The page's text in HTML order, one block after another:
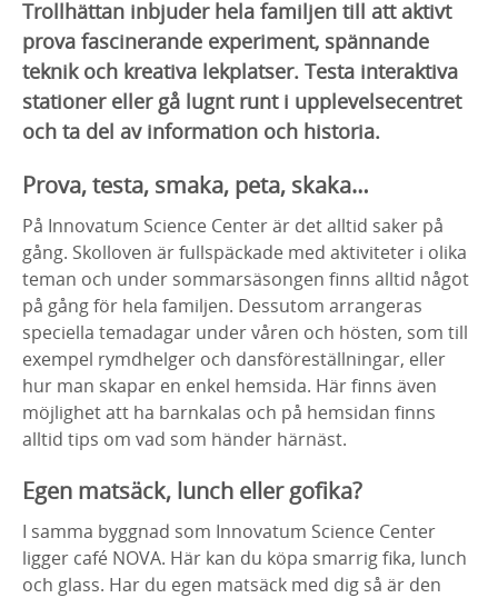
Trollhättan inbjuder hela familjen till att aktivt
prova fascinerande experiment, spännande
teknik och kreativa lekplatser. Testa interaktiva
stationer eller gå lugnt runt i upplevelsecentret
och ta del av information och historia.
Prova, testa, smaka, peta, skaka…
På Innovatum Science Center är det alltid saker på
gång. Skolloven är fullspäckade med aktiviteter i olika
teman och under sommarsäsongen finns alltid något
på gång för hela familjen. Dessutom arrangeras
speciella temadagar under våren och hösten, som till
exempel rymdhelger och dansföreställningar, eller
hur man skapar en enkel hemsida. Här finns även
möjlighet att ha barnkalas och på hemsidan finns
alltid tips om vad som händer härnäst.
Egen matsäck, lunch eller gofika?
I samma byggnad som Innovatum Science Center
ligger café NOVA. Här kan du köpa smarrig fika, lunch
och glass. Har du egen matsäck med dig så är den